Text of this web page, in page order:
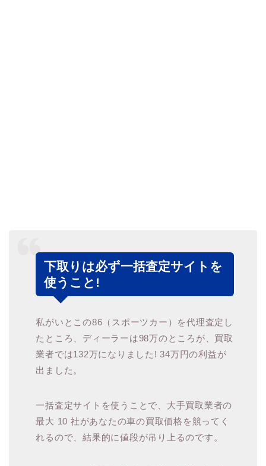
下取りは必ず一括査定サイトを
使うこと!
私がいとこの86（スポーツカー）を代理査定し
たところ、ディーラーは98万のところが、買取
業者では132万になりました! 34万円の利益が
出ました。
一括査定サイトを使うことで、大手買取業者の
最大 10 社があなたの車の買取価格を競ってく
れるので、結果的に値段が吊り上るのです。